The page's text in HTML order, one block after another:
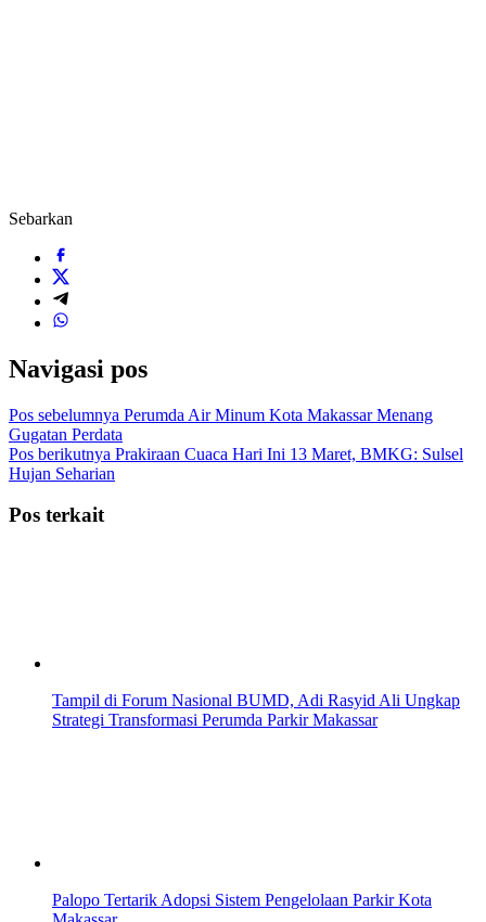
Sebarkan
Navigasi pos
Pos sebelumnya Perumda Air Minum Kota Makassar Menang
Gugatan Perdata
Pos berikutnya Prakiraan Cuaca Hari Ini 13 Maret, BMKG: Sulsel
Hujan Seharian
Pos terkait
Tampil di Forum Nasional BUMD, Adi Rasyid Ali Ungkap
Strategi Transformasi Perumda Parkir Makassar
Palopo Tertarik Adopsi Sistem Pengelolaan Parkir Kota